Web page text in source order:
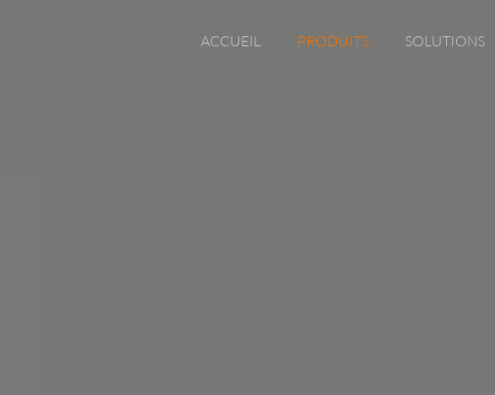
ACCUEIL PRODUITS SOLUTIONS